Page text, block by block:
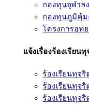
กองทุนจุฬาล
กองทุนภูมิคุ้ม
โครงการอุท
แจ้งเรื่องร้องเรียนทุ
ร้องเรียนทุจ
ร้องเรียนทุจ
ร้องเรียนทุจ